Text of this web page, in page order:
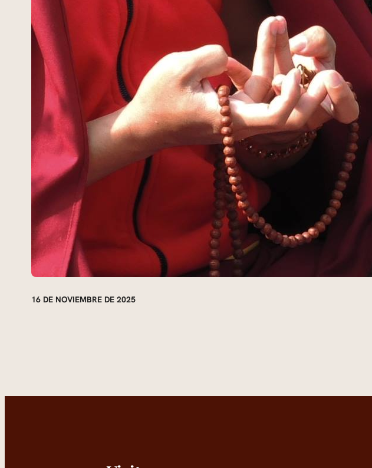
16 DE NOVIEMBRE DE 2025